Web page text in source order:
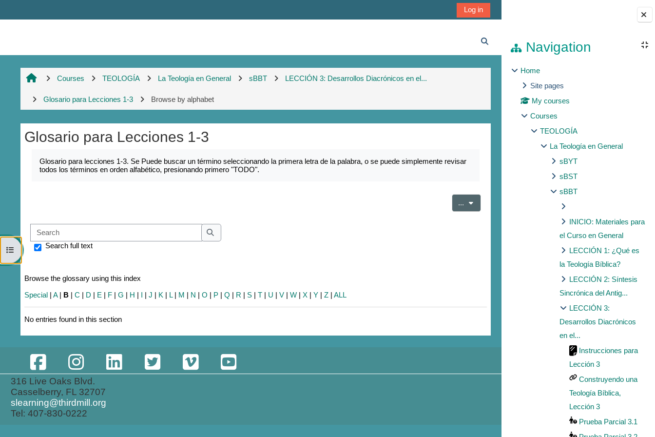
Blocks
Navigation
Home
Site pages
My courses
Courses
TEOLOGÍA
La Teología en General
sBYT
sBST
sBBT
INICIO: Materiales para
el Curso en General
LECCIÓN 1: ¿Qué es
la Teología Bíblica?
LECCIÓN 2: Síntesis
Sincrónica del Antig...
LECCIÓN 3:
Desarrollos Diacrónicos
en el...
Instrucciones para
Lección 3
Construyendo una
Teología Bíblica,
Lección 3
Prueba Parcial 3.1
Log in
Toggle search input
Open course index
Courses TEOLOGÍA La Teología en General sBBT LECCIÓN 3: Desarrollos Diacrónicos en el...
Glosario para Lecciones 1-3 Browse by alphabet
Glosario para Lecciones 1-3
Glosario para lecciones 1-3. Se Puede buscar un término seleccionando la primera letra de la palabra, o se puede simplemente revisar
todos los términos en orden alfabético, presionando primero "TODO".
... Export entries
Search
Search
Search full text
Browse the glossary using this index
Special |A| B |C | D | E | F |G | H | I |J | K | L| M | N |O | P |Q | R | S |T | U |V |W |X |Y |Z |ALL
No entries found in this section
316 Live Oaks Blvd.
Casselberry, FL 32707
slearning@thirdmill.org
Tel: 407-830-0222